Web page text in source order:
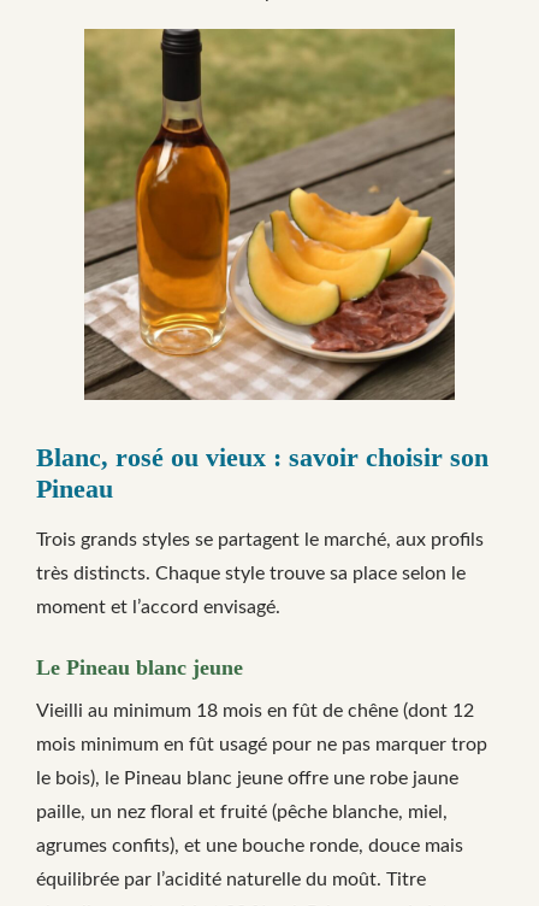
Blanc, rosé ou vieux : savoir choisir son
Pineau
Trois grands styles se partagent le marché, aux profils
très distincts. Chaque style trouve sa place selon le
moment et l’accord envisagé.
Le Pineau blanc jeune
Vieilli au minimum 18 mois en fût de chêne (dont 12
mois minimum en fût usagé pour ne pas marquer trop
le bois), le Pineau blanc jeune offre une robe jaune
paille, un nez floral et fruité (pêche blanche, miel,
agrumes confits), et une bouche ronde, douce mais
équilibrée par l’acidité naturelle du moût. Titre